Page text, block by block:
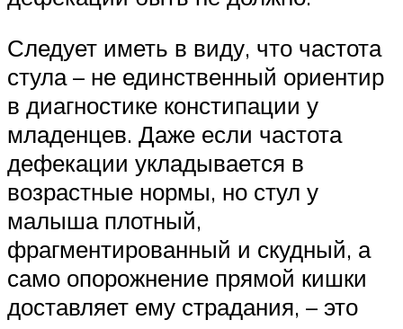
Следует иметь в виду, что частота
стула – не единственный ориентир
в диагностике констипации у
младенцев. Даже если частота
дефекации укладывается в
возрастные нормы, но стул у
малыша плотный,
фрагментированный и скудный, а
само опорожнение прямой кишки
доставляет ему страдания, – это